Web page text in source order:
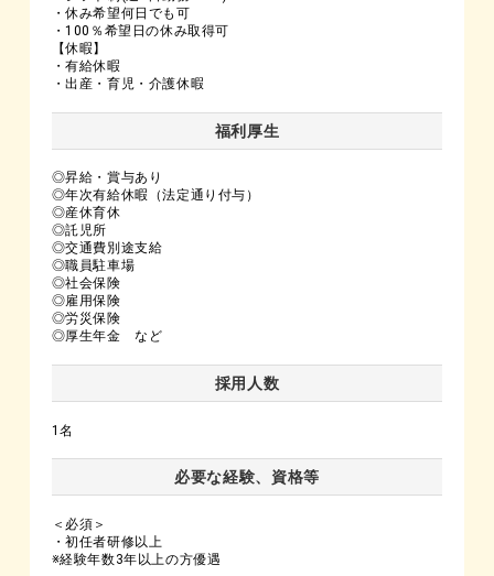
・休み希望何日でも可
・100％希望日の休み取得可
【休暇】
・有給休暇
・出産・育児・介護休暇
福利厚生
◎昇給・賞与あり
◎年次有給休暇（法定通り付与）
◎産休育休
◎託児所
◎交通費別途支給
◎職員駐車場
◎社会保険
◎雇用保険
◎労災保険
◎厚生年金 など
採用人数
1名
必要な経験、資格等
＜必須＞
・初任者研修以上
※経験年数3年以上の方優遇